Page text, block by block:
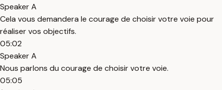
Speaker A
Cela vous demandera le courage de choisir votre voie pour
réaliser vos objectifs.
05:02
Speaker A
Nous parlons du courage de choisir votre voie.
05:05